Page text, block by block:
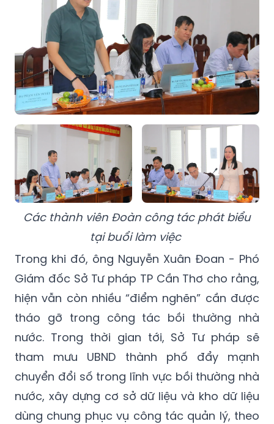
Các thành viên Đoàn công tác phát biểu
tại buổi làm việc
Trong khi đó, ông Nguyễn Xuân Đoan - Phó
Giám đốc Sở Tư pháp TP Cần Thơ cho rằng,
hiện vẫn còn nhiều “điểm nghẽn” cần được
tháo gỡ trong công tác bồi thường nhà
nước. Trong thời gian tới, Sở Tư pháp sẽ
tham mưu UBND thành phố đẩy mạnh
chuyển đổi số trong lĩnh vực bồi thường nhà
nước, xây dựng cơ sở dữ liệu và kho dữ liệu
dùng chung phục vụ công tác quản lý, theo